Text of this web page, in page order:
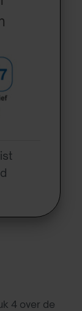
4 over de